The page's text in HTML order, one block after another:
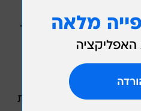
לעלות בשיעור של
רבה לגבי המדד
ייתכן כי הרשתות